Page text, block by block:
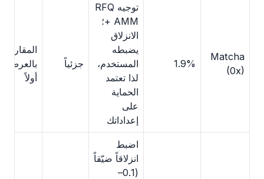
Matcha
(0x)
1.9%
توجيه RFQ
+ AMM؛
الانزلاق
يضبطه
المستخدم،
لذا تعتمد
الحماية
على
إعداداتك
جزئياً
المقارنة
بالعرض
أولاً
اضبط
انزلاقاً ضيّقاً
(0.1–